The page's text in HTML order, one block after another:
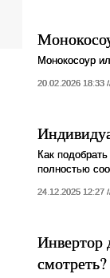
Монокосоур
20.02.2026 18:33
Как
полностью
24.12.2025 12:27
Инвертор
смотреть?